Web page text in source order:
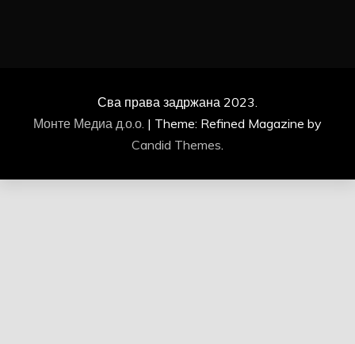
Сва права задржана 2023.
Монте Медиа д.о.о. | Theme: Refined Magazine by
Candid Themes.